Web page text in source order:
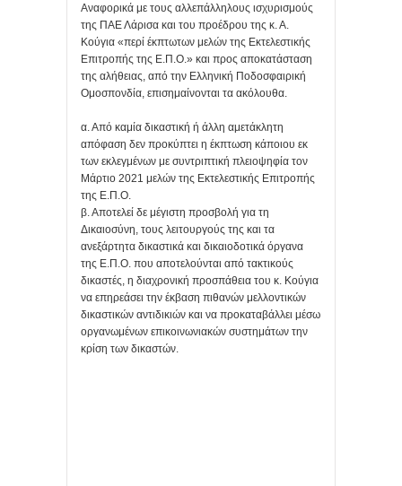
Αναφορικά με τους αλλεπάλληλους ισχυρισμούς
της ΠΑΕ Λάρισα και του προέδρου της κ. Α.
Κούγια «περί έκπτωτων μελών της Εκτελεστικής
Επιτροπής της Ε.Π.Ο.» και προς αποκατάσταση
της αλήθειας, από την Ελληνική Ποδοσφαιρική
Ομοσπονδία, επισημαίνονται τα ακόλουθα.
α. Από καμία δικαστική ή άλλη αμετάκλητη
απόφαση δεν προκύπτει η έκπτωση κάποιου εκ
των εκλεγμένων με συντριπτική πλειοψηφία τον
Μάρτιο 2021 μελών της Εκτελεστικής Επιτροπής
της Ε.Π.Ο.
β. Αποτελεί δε μέγιστη προσβολή για τη
Δικαιοσύνη, τους λειτουργούς της και τα
ανεξάρτητα δικαστικά και δικαιοδοτικά όργανα
της Ε.Π.Ο. που αποτελούνται από τακτικούς
δικαστές, η διαχρονική προσπάθεια του κ. Κούγια
να επηρεάσει την έκβαση πιθανών μελλοντικών
δικαστικών αντιδικιών και να προκαταβάλλει μέσω
οργανωμένων επικοινωνιακών συστημάτων την
κρίση των δικαστών.